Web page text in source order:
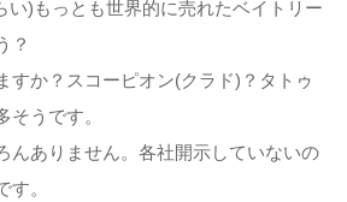
い)もっとも世界的に売れたベイトリー
？
すか？スコーピオン(クラド)？タトゥ
そうです。
んありません。各社開示していないの
。